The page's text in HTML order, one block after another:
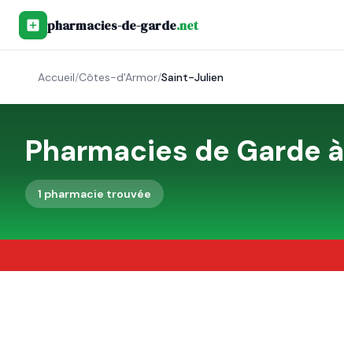
pharmacies-de-garde.net
Accueil/Côtes-d'Armor/Saint-Julien
Pharmacies de Garde à
1 pharmacie trouvée